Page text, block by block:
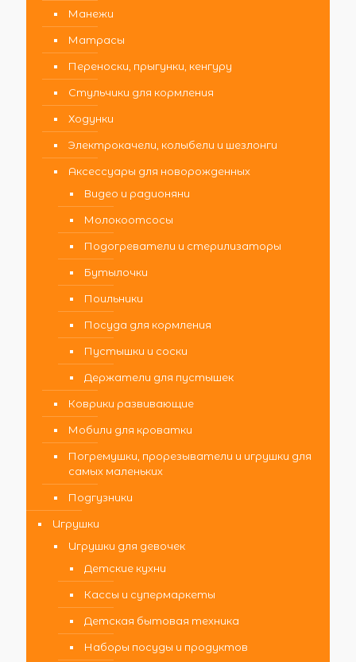
Манежи
Матрасы
Переноски, прыгунки, кенгуру
Стульчики для кормления
Ходунки
Электрокачели, колыбели и шезлонги
Аксессуары для новорожденных
Видео и радионяни
Молокоотсосы
Подогреватели и стерилизаторы
Бутылочки
Поильники
Посуда для кормления
Пустышки и соски
Держатели для пустышек
Коврики развивающие
Мобили для кроватки
Погремушки, прорезыватели и игрушки для
самых маленьких
Подгузники
Игрушки
Игрушки для девочек
Детские кухни
Кассы и супермаркеты
Детская бытовая техника
Наборы посуды и продуктов